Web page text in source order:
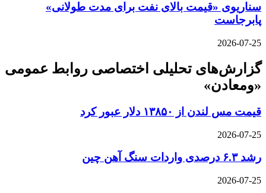
سناریوی «قیمت بالای نفت برای مدت طولانی»
پابرجاست
2026-07-25
گزارش‌های تحلیلی اختصاصی روابط عمومی
«ومعادن»
قیمت مس لندن از ۱۳۸۵۰ دلار عبور کرد
2026-07-25
رشد ۶.۳ درصدی واردات سنگ آهن چین
2026-07-25